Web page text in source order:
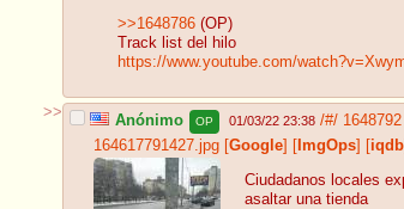
>>1648786 (OP)
Track list del hilo
https://www.youtube.com/
>> Anónimo OP 01/03/22 23:38 /#/ 1648792
164617791427.jpg Google ImgOps iqdb
Ciudadanos locales
asaltar una tienda